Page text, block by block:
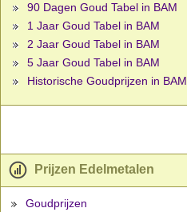
90 Dagen Goud Tabel in BAM
1 Jaar Goud Tabel in BAM
2 Jaar Goud Tabel in BAM
5 Jaar Goud Tabel in BAM
Historische Goudprijzen in BAM
Prijzen Edelmetalen
Goudprijzen